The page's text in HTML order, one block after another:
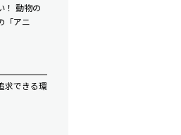
！ 動物の
「アニ
求できる環